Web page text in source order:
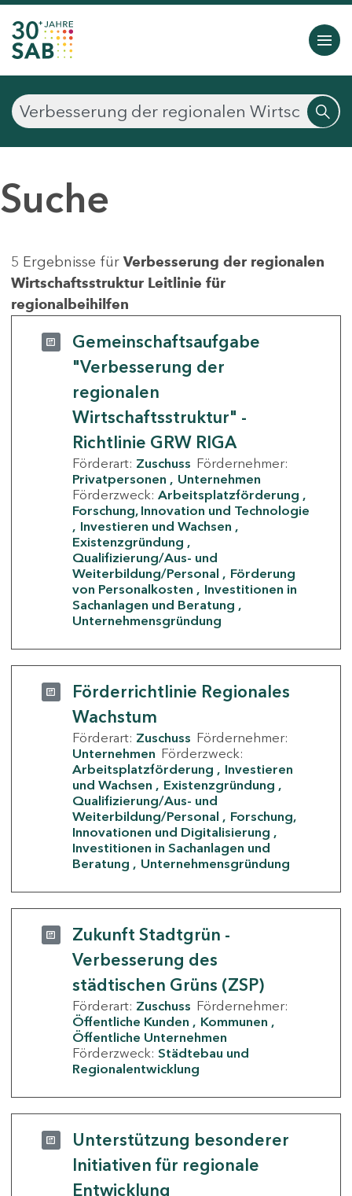
Suche
5 Ergebnisse für Verbesserung der regionalen
Wirtschaftsstruktur Leitlinie für
regionalbeihilfen
Gemeinschaftsaufgabe
"Verbesserung der
regionalen
Wirtschaftsstruktur" -
Richtlinie GRW RIGA
Förderart: Zuschuss Fördernehmer:
Privatpersonen
Unternehmen
Förderzweck: Arbeitsplatzförderung
Forschung, Innovation und Technologie
Investieren und Wachsen
Existenzgründung
Qualifizierung/Aus- und
Weiterbildung/Personal
Förderung
von Personalkosten
Investitionen in
Sachanlagen und Beratung
Unternehmensgründung
Förderrichtlinie Regionales
Wachstum
Förderart: Zuschuss Fördernehmer:
Unternehmen Förderzweck:
Arbeitsplatzförderung
Investieren
und Wachsen
Existenzgründung
Qualifizierung/Aus- und
Weiterbildung/Personal
Forschung,
Innovationen und Digitalisierung
Investitionen in Sachanlagen und
Beratung
Unternehmensgründung
Zukunft Stadtgrün -
Verbesserung des
städtischen Grüns (ZSP)
Förderart: Zuschuss Fördernehmer:
Öffentliche Kunden
Kommunen
Öffentliche Unternehmen
Förderzweck: Städtebau und
Regionalentwicklung
Unterstützung besonderer
Initiativen für regionale
Entwicklung